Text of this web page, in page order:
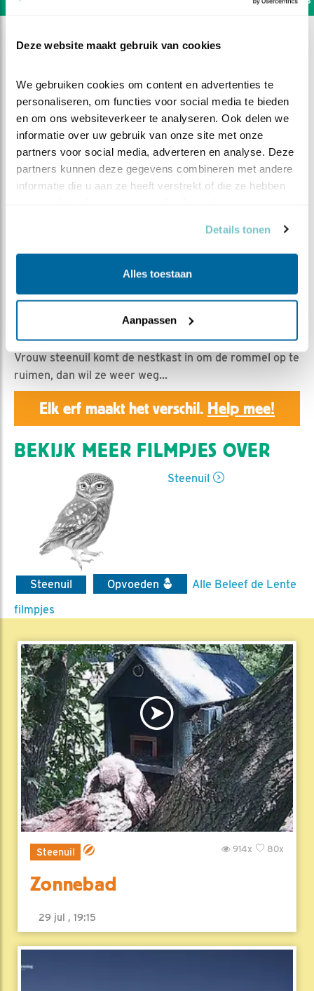
Deze website maakt gebruik van cookies
We gebruiken cookies om content en advertenties te
personaliseren, om functies voor social media te bieden
en om ons websiteverkeer te analyseren. Ook delen we
informatie over uw gebruik van onze site met onze
partners voor social media, adverteren en analyse. Deze
partners kunnen deze gegevens combineren met andere
informatie die u aan ze heeft verstrekt of die ze hebben
Details tonen
Alles toestaan
Aanpassen
Blokkade
Geert | Geplaatst op 27 mei 2019, 23:50 |
Vrouw steenuil komt de nestkast in om de rommel op te
ruimen, dan wil ze weer weg...
Elk erf maakt het verschil. Help mee!
BEKIJK MEER FILMPJES OVER
Steenuil
Steenuil Opvoeden
Alle Beleef de Lente
filmpjes
Steenuil 80x
914x
Zonnebad
29 jul , 19:15